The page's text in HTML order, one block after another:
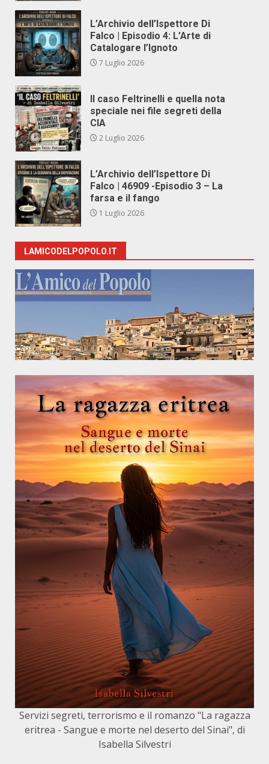
L’Archivio dell’Ispettore Di
Falco | Episodio 4: L’Arte di
Catalogare l’Ignoto
7 Luglio 2026
Il caso Feltrinelli e quella nota
speciale nei file segreti della
CIA
2 Luglio 2026
L’Archivio dell’Ispettore Di
Falco | 46909 -Episodio 3 – La
farsa e il fango
1 Luglio 2026
LAMICODELPOPOLO.IT
Servizi segreti, terrorismo e il romanzo "La ragazza
eritrea - Sangue e morte nel deserto del Sinai", di
Isabella Silvestri